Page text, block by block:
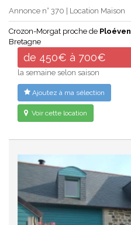
Annonce n° 370 | Location Maison
Crozon-Morgat proche de Ploéven
Bretagne
de 450€ à 700€
la semaine selon saison
Ajoutez à ma sélection
Voir cette location